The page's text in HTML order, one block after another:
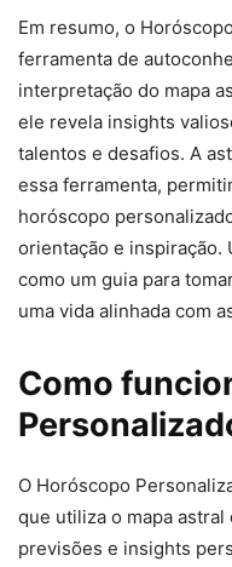
Em resumo, o
ferramenta de
interpretação do mapa
ele revela insights
talentos e desafios. A
essa ferramenta,
horóscopo
orientação e inspiração.
como um guia para
uma vida alinhada com
Como
O Horóscopo
que utiliza o mapa
previsões e insights